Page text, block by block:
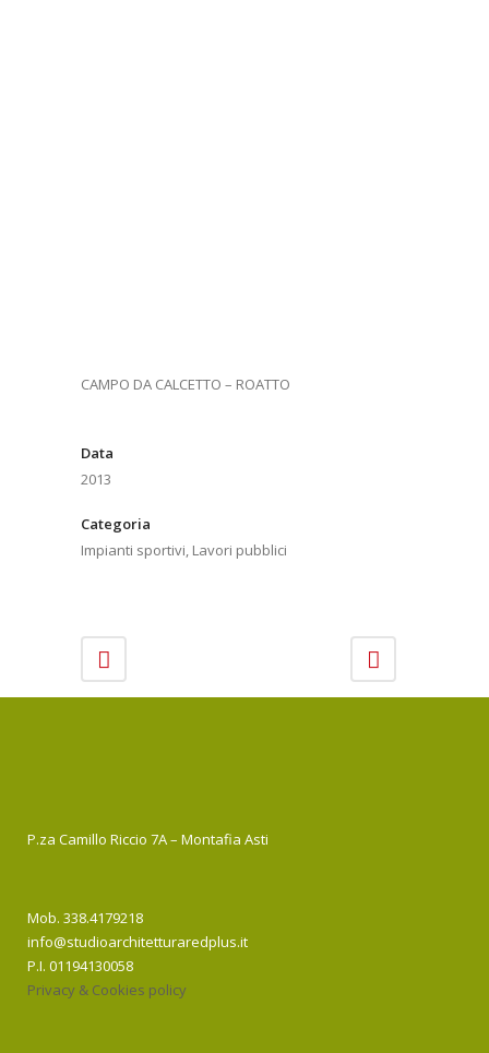
CAMPO DA CALCETTO – ROATTO
Data
2013
Categoria
Impianti sportivi, Lavori pubblici
P.za Camillo Riccio 7A – Montafia Asti
Mob. 338.4179218
info@studioarchitetturaredplus.it
P.I. 01194130058
Privacy & Cookies policy